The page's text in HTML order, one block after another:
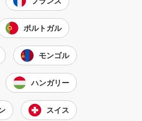
ポルトガル
モンゴル
ハンガリー
スイス